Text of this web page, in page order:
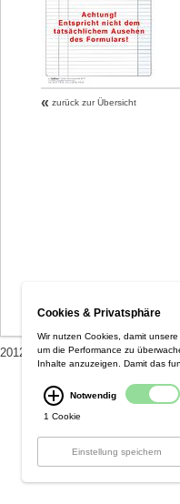
« zurück zur Übersicht
2012 Optiplan GmbH :: AGB /
Cookies & Privatsphäre
Wir nutzen Cookies, damit
um die Performance zu
Inhalte anzuzeigen. Damit das
Notwendig
1 Cookie
Einstellung speichern